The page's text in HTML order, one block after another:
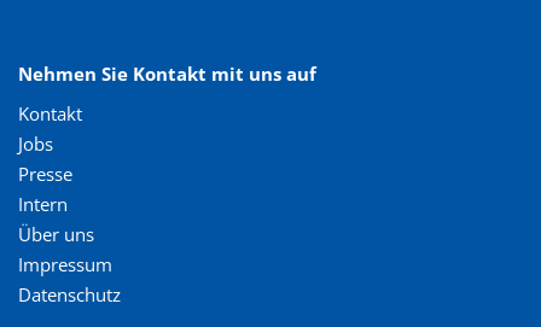
Nehmen Sie Kontakt mit uns auf
Kontakt
Jobs
Presse
Intern
Über uns
Impressum
Datenschutz